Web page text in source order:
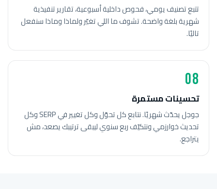
تتبع تصنيف يومي، فحوص داخلية أسبوعية، تقارير تنفيذية
شهرية بلغة واضحة. تشوف ما اللي تغيّر ولماذا وماذا سنفعل
تاليًا.
08
تحسينات مستمرة
جوجل يحدّث شهريًا. نتابع كل تحوّل وكل تغيير في SERP وكل
تحديث خوارزمي ونتكيّف ربع سنوي ليبقى ترتيبك يصعد، مش
يتراجع.